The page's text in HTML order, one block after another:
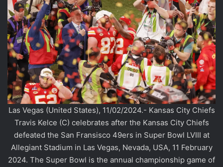
Las Vegas (United States), 11/02/2024.- Kansas City Chiefs
Travis Kelce (C) celebrates after the Kansas City Chiefs
defeated the San Fransisco 49ers in Super Bowl LVIII at
Allegiant Stadium in Las Vegas, Nevada, USA, 11 February
2024. The Super Bowl is the annual championship game of